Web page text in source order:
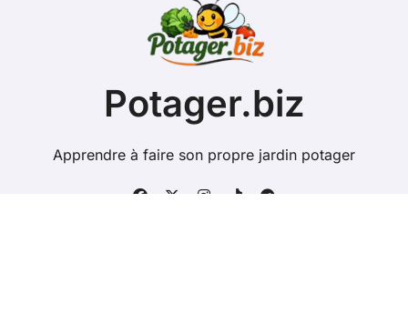
Potager.biz
Apprendre à faire son propre jardin potager